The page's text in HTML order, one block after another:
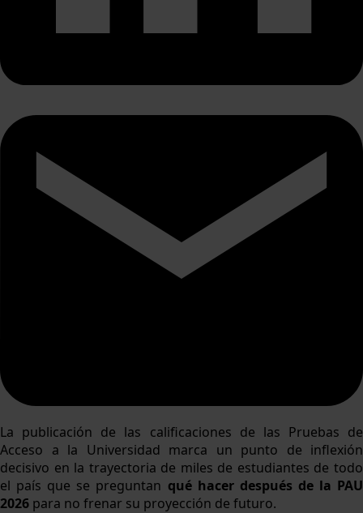
La publicación de las calificaciones de las Pruebas de
Acceso a la Universidad marca un punto de inflexión
decisivo en la trayectoria de miles de estudiantes de todo
el país que se preguntan qué hacer después de la PAU
2026 para no frenar su proyección de futuro.